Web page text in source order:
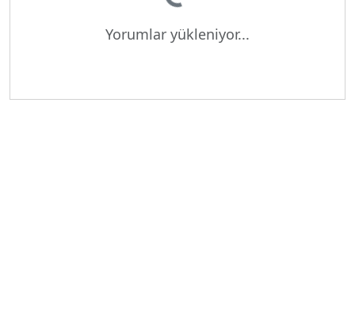
Yorumlar yükleniyor...